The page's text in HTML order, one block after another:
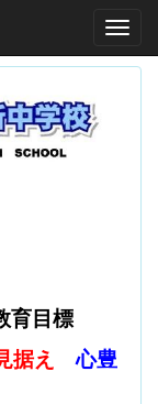
育目標
据え
心豊